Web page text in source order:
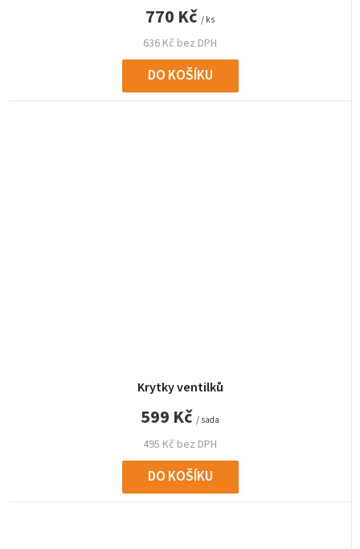
636 Kč bez DPH
770 Kč / ks
DO KOŠÍKU
Krytky ventilků
495 Kč bez DPH
599 Kč / sada
DO KOŠÍKU